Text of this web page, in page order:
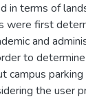
in terms of
were first
and
to
campus
the user